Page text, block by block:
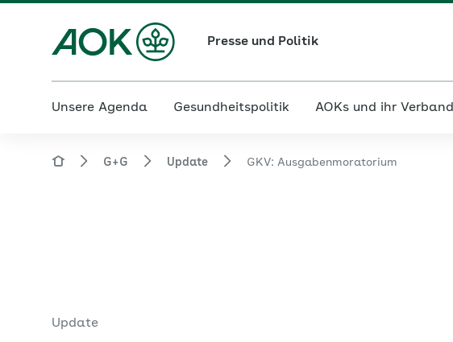
Presse und Politik
Unsere Agenda Gesundheitspolitik AOKs und ihr Verband
G+G Update GKV: Ausgabenmoratorium
Update